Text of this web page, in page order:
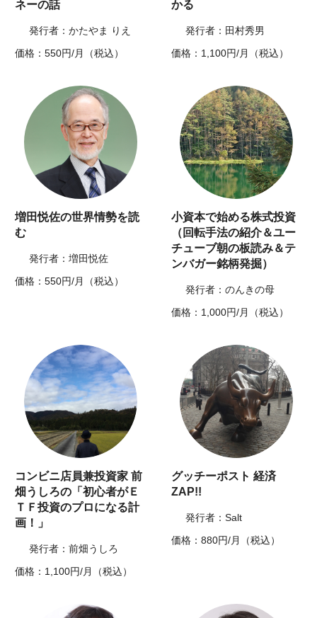
ネーの話
発行者：かたやま りえ
価格：550円/月（税込）
かる
発行者：田村秀男
価格：1,100円/月（税込）
増田悦佐の世界情勢を読
む
発行者：増田悦佐
価格：550円/月（税込）
小資本で始める株式投資
（回転手法の紹介＆ユー
チューブ朝の板読み＆テ
ンバガー銘柄発掘）
発行者：のんきの母
価格：1,000円/月（税込）
コンビニ店員兼投資家 前
畑うしろの「初心者がＥ
ＴＦ投資のプロになる計
画！」
発行者：前畑うしろ
価格：1,100円/月（税込）
グッチーポスト 経済
ZAP!!
発行者：Salt
価格：880円/月（税込）